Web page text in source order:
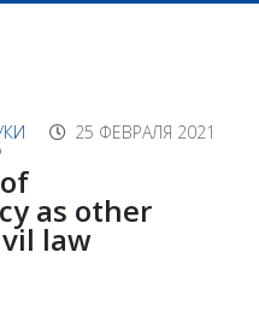
25 ФЕВРАЛЯ 2021
as other
law